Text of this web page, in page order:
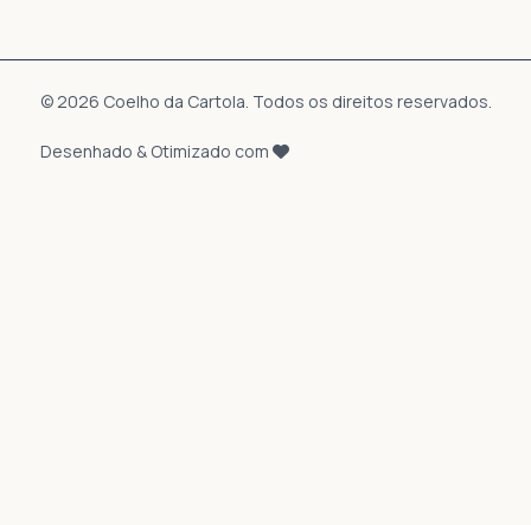
© 2026 Coelho da Cartola. Todos os direitos reservados.
Desenhado & Otimizado com